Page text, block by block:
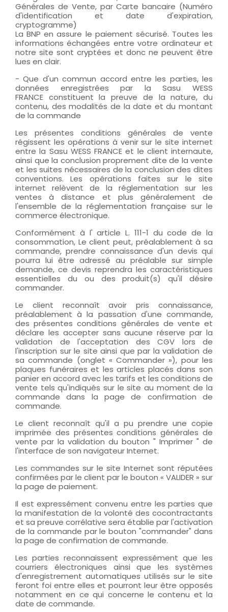
Générales de Vente, par Carte bancaire (Numéro
d'identification et date d'expiration,
cryptogramme)
La BNP en assure le paiement sécurisé. Toutes les
informations échangées entre votre ordinateur et
notre site sont cryptées et donc ne peuvent être
lues en clair.
- Que d'un commun accord entre les parties, les
données enregistrées par la Sasu WESS
FRANCE constituent la preuve de la nature, du
contenu, des modalités de la date et du montant
de la commande
Les présentes conditions générales de vente
régissent les opérations à venir sur le site internet
entre la Sasu WESS FRANCE et le client internaute,
ainsi que la conclusion proprement dite de la vente
et les suites nécessaires de la conclusion des dites
conventions. Les opérations faites sur le site
internet relèvent de la réglementation sur les
ventes à distance et plus généralement de
l'ensemble de la réglementation française sur le
commerce électronique.
Conformément à l' article L. 111-1 du code de la
consommation, Le client peut, préalablement à sa
commande, prendre connaissance d'un devis qui
pourra lui être adressé au préalable sur simple
demande, ce devis reprendra les caractéristiques
essentielles du ou des produit(s) qu'il désire
commander.
Le client reconnaît avoir pris connaissance,
préalablement à la passation d'une commande,
des présentes conditions générales de vente et
déclare les accepter sans aucune réserve par la
validation de l'acceptation des CGV lors de
l'inscription sur le site ainsi que par la validation de
sa commande (onglet « Commander »), pour les
plaques funéraires et les articles placés dans son
panier en accord avec les tarifs et les conditions de
vente tels qu'indiqués sur le site au moment de la
commande dans la page de confirmation de
commande.
Le client reconnaît qu'il a pu prendre une copie
imprimée des présentes conditions générales de
vente par la validation du bouton " Imprimer " de
l'interface de son navigateur Internet.
Les commandes sur le site Internet sont réputées
confirmées par le client par le bouton « VALIDER » sur
la page de paiement.
Il est expressément convenu entre les parties que
la manifestation de la volonté des cocontractants
et sa preuve corrélative sera établie par l'activation
de la commande par le bouton "commander" dans
la page de confirmation de commande.
Les parties reconnaissent expressément que les
courriers électroniques ainsi que les systèmes
d'enregistrement automatiques utilisés sur le site
feront foi entre elles et pourront leur être opposés
notamment en ce qui concerne le contenu et la
date de commande.